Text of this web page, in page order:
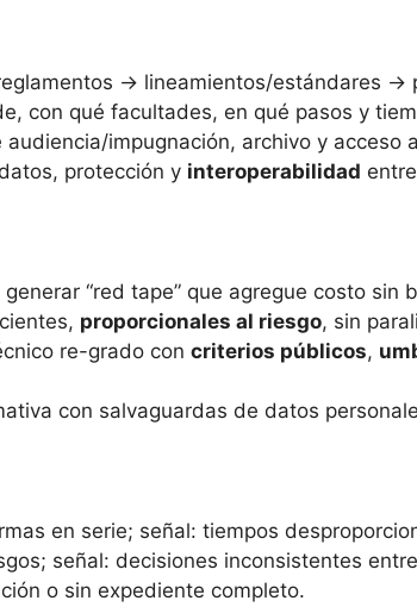
→ lineamientos/estándares →
con qué facultades, en qué pasos y
impugnación, archivo y acceso
protección y interoperabilidad
“red tape” que agregue costo sin
proporcionales al riesgo, sin
re-grado con criterios públicos,
con salvaguardas de datos
en serie; señal: tiempos
señal: decisiones inconsistentes
o sin expediente completo.